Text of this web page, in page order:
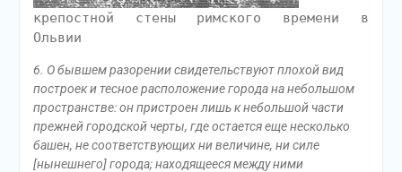
крепостной стены римского времени в
Ольвии
6. О бывшем разорении свидетельствуют плохой вид
построек и тесное расположение города на небольшом
пространстве: он пристроен лишь к небольшой части
прежней городской черты, где остается еще несколько
башен, не соответствующих ни величине, ни силе
[нынешнего] города; находящееся между ними